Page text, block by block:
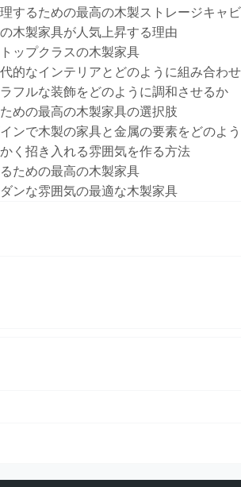
するための最高の木製ストレージキャ
木製家具が人気上昇する理由
ップクラスの木製家具
的なインテリアとどのように組み合わ
フルな装飾をどのように調和させるか
めの最高の木製家具の選択肢
ンで木製の家具と金属の要素をどのよ
く招き入れる雰囲気を作る方法
ための最高の木製家具
ンな雰囲気の最適な木製家具